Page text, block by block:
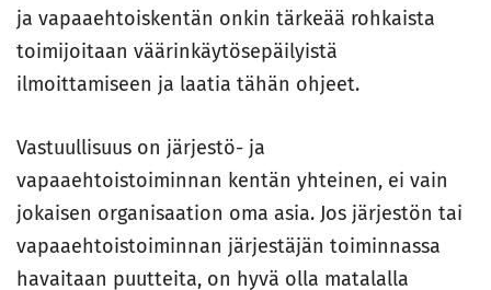
ja vapaaehtoiskentän onkin tärkeää rohkaista
toimijoitaan väärinkäytösepäilyistä
ilmoittamiseen ja laatia tähän ohjeet.
Vastuullisuus on järjestö- ja
vapaaehtoistoiminnan kentän yhteinen, ei vain
jokaisen organisaation oma asia. Jos järjestön tai
vapaaehtoistoiminnan järjestäjän toiminnassa
havaitaan puutteita, on hyvä olla matalalla